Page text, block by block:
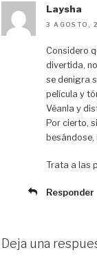
Laysha
3 AGOSTO,
Considero
divertida,
se denigra
película y
Véanla y
Por cierto,
besándose,
Trata a las
Responder
Deja una